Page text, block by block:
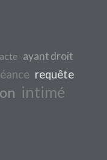
acte ayant droit
requête
intimé